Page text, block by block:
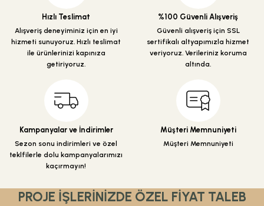
Ürün fiyatı diğer sitelerden daha pahalı.
Bu ürüne benzer farklı alternatifler olmalı.
Hızlı Teslimat
Alışveriş deneyiminiz için en iyi
hizmeti sunuyoruz. Hızlı teslimat
ile ürünlerinizi kapınıza
getiriyoruz.
%100 Güvenli Alışveriş
Güvenli alışveriş için SSL
sertifikalı altyapımızla hizmet
veriyoruz. Verileriniz koruma
altında.
Kampanyalar ve İndirimler
Sezon sonu indirimleri ve özel
teklfilerle dolu kampanyalarımızı
kaçırmayın!
Müşteri Memnuniyeti
Müşteri Memnuniyeti
PROJE İŞLERİNİZDE ÖZEL FİYAT TALEB